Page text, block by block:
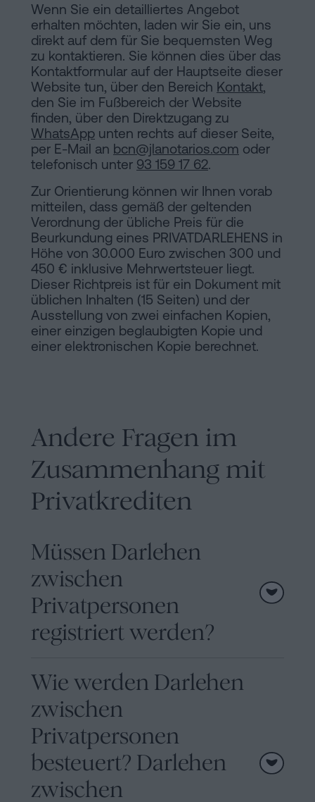
Wenn Sie ein detailliertes Angebot
erhalten möchten, laden wir Sie ein, uns
direkt auf dem für Sie bequemsten Weg
zu kontaktieren. Sie können dies über das
Kontaktformular auf der Hauptseite dieser
Website tun, über den Bereich Kontakt,
den Sie im Fußbereich der Website
finden, über den Direktzugang zu
WhatsApp unten rechts auf dieser Seite,
per E-Mail an bcn@jlanotarios.com oder
telefonisch unter 93 159 17 62.
Zur Orientierung können wir Ihnen vorab
mitteilen, dass gemäß der geltenden
Verordnung der übliche Preis für die
Beurkundung eines PRIVATDARLEHENS in
Höhe von 30.000 Euro zwischen 300 und
450 € inklusive Mehrwertsteuer liegt.
Dieser Richtpreis ist für ein Dokument mit
üblichen Inhalten (15 Seiten) und der
Ausstellung von zwei einfachen Kopien,
einer einzigen beglaubigten Kopie und
einer elektronischen Kopie berechnet.
Andere Fragen im
Zusammenhang mit
Privatkrediten
Müssen Darlehen
zwischen
Privatpersonen
registriert werden?
Wie werden Darlehen
zwischen
Privatpersonen
besteuert? Darlehen
zwischen